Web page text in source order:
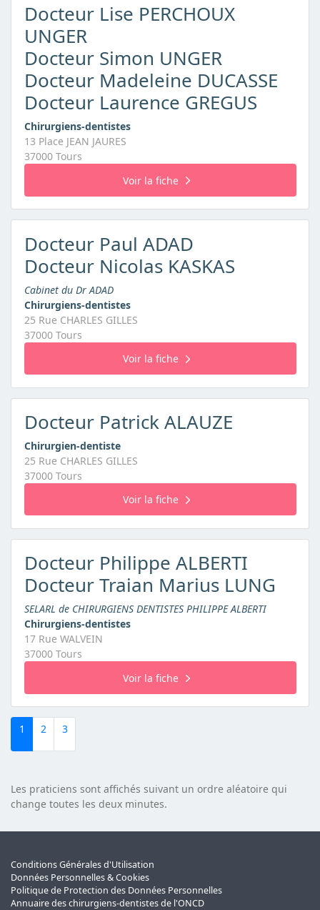
Docteur Lise PERCHOUX
UNGER
Docteur Simon UNGER
Docteur Madeleine DUCASSE
Docteur Laurence GREGUS
Chirurgiens-dentistes
13 Place JEAN JAURES
37000 Tours
Voir la fiche
Docteur Paul ADAD
Docteur Nicolas KASKAS
Cabinet du Dr ADAD
Chirurgiens-dentistes
25 Rue CHARLES GILLES
37000 Tours
Voir la fiche
Docteur Patrick ALAUZE
Chirurgien-dentiste
25 Rue CHARLES GILLES
37000 Tours
Voir la fiche
Docteur Philippe ALBERTI
Docteur Traian Marius LUNG
SELARL de CHIRURGIENS DENTISTES PHILIPPE ALBERTI
Chirurgiens-dentistes
17 Rue WALVEIN
37000 Tours
Voir la fiche
1 2 3
Les praticiens sont affichés suivant un ordre aléatoire qui
change toutes les deux minutes.
Conditions Générales d'Utilisation
Données Personnelles & Cookies
Politique de Protection des Données Personnelles
Annuaire des chirurgiens-dentistes de l'ONCD